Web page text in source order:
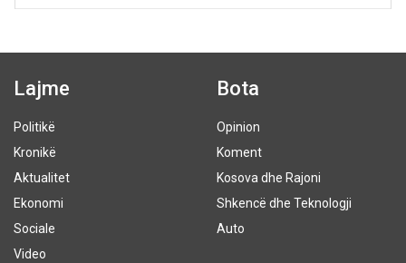
Lajme
Politikë
Kronikë
Aktualitet
Ekonomi
Sociale
Video
Bota
Opinion
Koment
Kosova dhe Rajoni
Shkencë dhe Teknologji
Auto